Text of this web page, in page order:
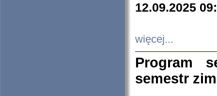
12.09.2025
więcej...
Program
semestr